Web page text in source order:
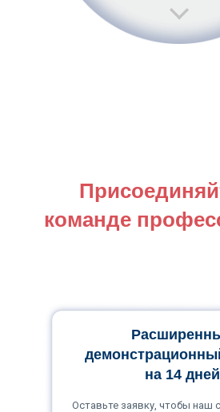
на 14 дней
Оставьте заявку, чтобы наш
команде